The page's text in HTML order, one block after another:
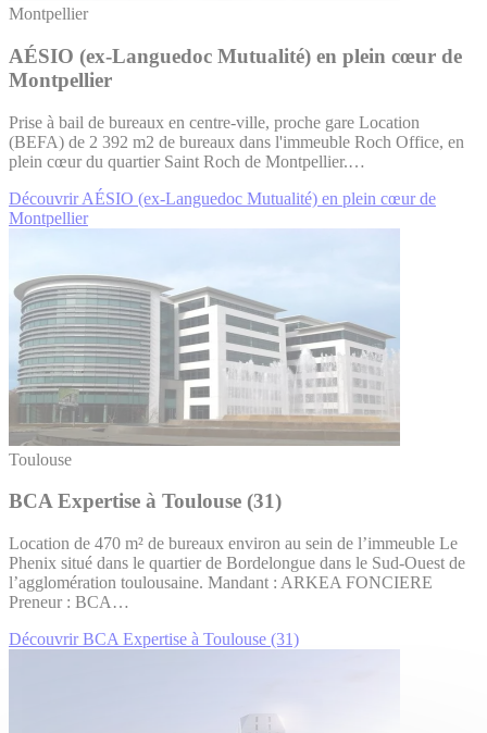
Montpellier
AÉSIO (ex-Languedoc Mutualité) en plein cœur de
Montpellier
Prise à bail de bureaux en centre-ville, proche gare Location
(BEFA) de 2 392 m2 de bureaux dans l'immeuble Roch Office, en
plein cœur du quartier Saint Roch de Montpellier.…
Découvrir AÉSIO (ex-Languedoc Mutualité) en plein cœur de
Montpellier
Toulouse
BCA Expertise à Toulouse (31)
Location de 470 m² de bureaux environ au sein de l’immeuble Le
Phenix situé dans le quartier de Bordelongue dans le Sud-Ouest de
l’agglomération toulousaine. Mandant : ARKEA FONCIERE
Preneur : BCA…
Découvrir BCA Expertise à Toulouse (31)